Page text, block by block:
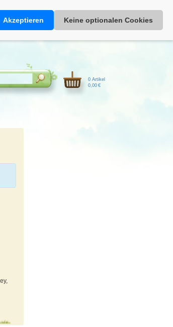
auf Facebook|Kunden-Login|Warenkorb
Akzeptieren Keine optionalen Cookies
0 Artikel
0,00 €